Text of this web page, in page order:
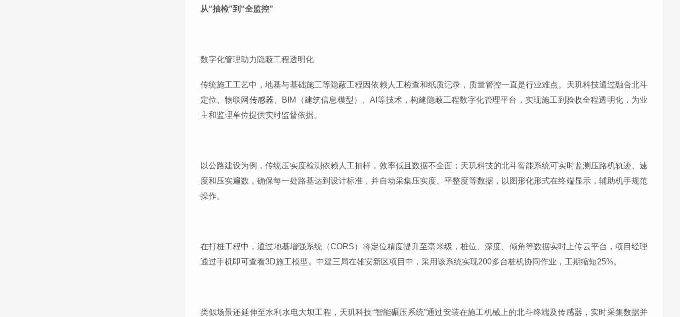
从“抽检”到“全监控”
数字化管理助力隐蔽工程透明化
传统施工工艺中，地基与基础施工等隐蔽工程因依赖人工检查和纸质记录，质量管控一直是行业难点。天玑科技通过融合北斗
定位、物联网 传感器 、BIM（建筑信息模型）、AI等技术，构建隐蔽工程数字化管理平台，实现施工到验收全程透明化，为业
主和监理单位提供实时监督依据。
以公路建设为例，传统压实度检测依赖人工抽样，效率低且数据不全面；天玑科技的北斗智能系统可实时监测压路机轨迹、速
度和压实遍数，确保每一处路基达到设计标准，并自动采集压实度、平整度等数据，以图形化形式在终端显示，辅助机手规范
操作。
在打桩工程中，通过地基增强系统（CORS）将定位精度提升至毫米级，桩位、深度、倾角等数据实时上传云平台，项目经理
通过手机即可查看3D施工模型。中建三局在雄安新区项目中，采用该系统实现200多台桩机协同作业，工期缩短25%。
类似场景还延伸至水利水电大坝工程，天玑科技“智能碾压系统”通过安装在施工机械上的北斗终端及传感器，实时采集数据并